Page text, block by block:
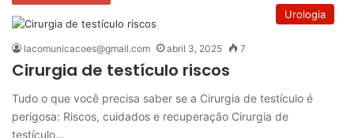
Urologia
lacomunicacoes@gmail.com abril 3, 2025 7
Cirurgia de testículo riscos
Tudo o que você precisa saber se a Cirurgia de testículo é
perigosa: Riscos, cuidados e recuperação Cirurgia de
testículo…